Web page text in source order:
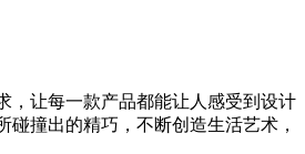
，让每一款产品都能让人感受到设计
碰撞出的精巧，不断创造生活艺术，